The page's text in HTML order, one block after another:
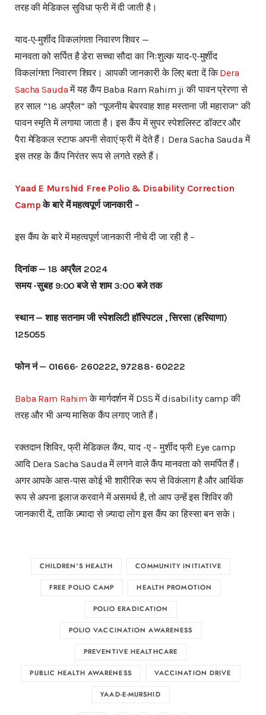
तरह की मेडिकल सुविधा फ्री में दी जाती है।
याद-ए-मुर्शीद विकलांगता निवारण शिवर —
मानवता को सर्पित है डेरा सच्चा सौदा का निःशुल्क याद-ए-मुर्शीद
विकलांगता निवारण शिवर। आपकी जानकारी के लिए बता दें किDera
Sacha Saudaमें यह कैंप Baba Ram Rahim ji की पावन प्रेरणा से
हर साल “18 अप्रैल” को “पूजनीय बेपरवाह शाह मस्ताना जी महाराज” की
पावन स्मृति में लगाया जाता है। इस कैंप में सुपर स्पेशलिस्ट डॉक्टर और
पैरा मेडिकल स्टाफ अपनी सेवाएं फ्री में देते हैं। Dera Sacha Sauda में
इस तरह के कैंप निरंतर रूप से लगते रहते हैं।
Yaad E Murshid Free Polio & Disability Correction
Campके बारे में महत्वपूर्ण जानकारी –
इस कैंप के बारे में महत्वपूर्ण जानकारी नीचे दी जा रही है –
दिनांक — 18 अप्रैल 2024
समय -सुबह 9:00 बजे से शाम 3:00 बजे तक
स्थान — शाह सतनाम जी स्पेशलिटी हॉस्पिटल , सिरसा (हरियाणा)
125055
फोन नं — 01666- 260222, 97288- 60222
Baba Ram Rahim के मार्गदर्शन में DSS में disability camp की
तरह और भी अन्य मासिक कैंप लगाए जाते हैं।
रक्तदान शिविर, फ्री मेडिकल कैंप, याद -ए – मुर्शीद फ्री Eye camp
आदि Dera Sacha Sauda में लगने वाले कैंप मानवता को समर्पित हैं।
अगर आपके आस-पास कोई भी शारीरिक रूप से विकंलाग है और आर्थिक
रूप से अपना इलाज करवाने में असमर्थ है, तो आप उन्हें इस शिविर की
जानकारी दें, ताकि ज़्यादा से ज़्यादा लोग इस कैंप का हिस्सा बन सके।
CHILDREN'S HEALTH COMMUNITY INITIATIVE
FREE POLIO CAMP HEALTH PROMOTION
POLIO ERADICATION
POLIO VACCINATION AWARENESS
PREVENTIVE HEALTHCARE
PUBLIC HEALTH AWARENESS VACCINATION DRIVE
YAAD-E-MURSHID